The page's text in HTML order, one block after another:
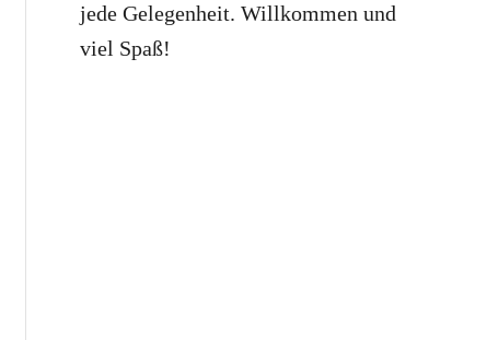
jede Gelegenheit. Willkommen und
viel Spaß!